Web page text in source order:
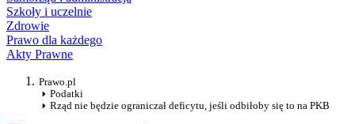
Szkoły i uczelnie
Zdrowie
Prawo dla każdego
Akty Prawne
Prawo.pl
Podatki
Rząd nie będzie ograniczał deficytu, jeśli odbiłoby się to na PKB